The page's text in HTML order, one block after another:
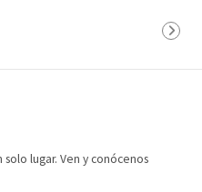
lugar. Ven y conócenos